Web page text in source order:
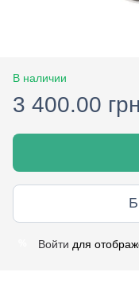
В наличии
3 400.00 грн
Войти для